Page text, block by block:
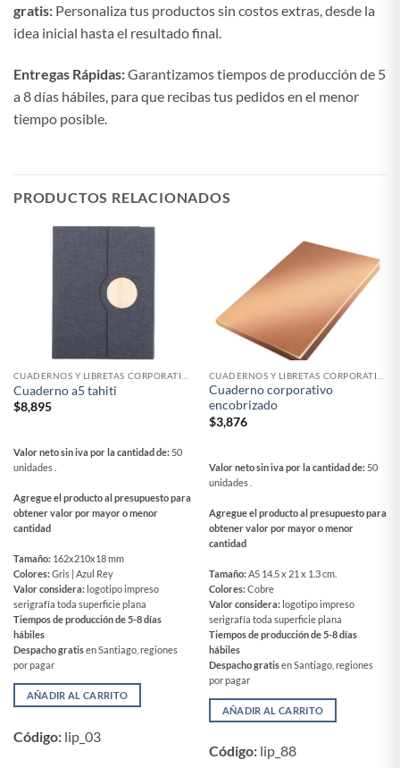
gratis: Personaliza tus productos sin costos extras, desde la
idea inicial hasta el resultado final.
Entregas Rápidas:Garantizamos tiempos de producción de 5
a 8 días hábiles, para que recibas tus pedidos en el menor
tiempo posible.
PRODUCTOS RELACIONADOS
Cuaderno a5 tahiti
$8,895
Valor neto sin iva por la cantidad de: 50
unidades .
Agregue el producto al presupuesto para
obtener valor por mayor o menor
cantidad
Tamaño: 162x210x18 mm
Colores:Gris | Azul Rey
Valor considera: logotipo impreso
serigrafía toda superficie plana
Tiempos de producción de 5-8 días
hábiles
Despacho gratisen Santiago, regiones
por pagar
AÑADIR AL CARRITO
Código: lip_03
Cuaderno corporativo
encobrizado
$3,876
Valor neto sin iva por la cantidad de: 50
unidades .
Agregue el producto al presupuesto para
obtener valor por mayor o menor
cantidad
Tamaño:A5 14.5 x 21 x 1.3 cm.
Colores:Cobre
Valor considera: logotipo impreso
serigrafía toda superficie plana
Tiempos de producción de 5-8 días
hábiles
Despacho gratisen Santiago, regiones
por pagar
AÑADIR AL CARRITO
Código: lip_88